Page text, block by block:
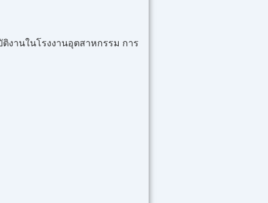
งานในโรงงานอุตสาหกรรม การ